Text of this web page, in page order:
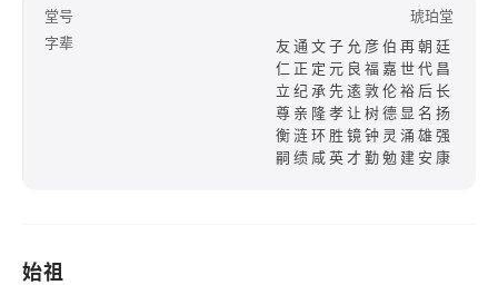
堂号
琥珀堂
字辈
友通文子允彦伯再朝廷
仁正定元良福嘉世代昌
立纪承先逺敦伦裕后长
尊亲隆孝让树德显名扬
衡涟环胜镜钟灵涌雄强
嗣绩咸英才勤勉建安康
始祖